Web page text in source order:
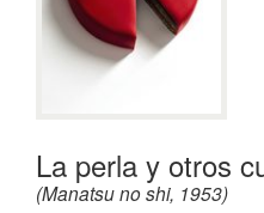
La perla y otros
(Manatsu no shi, 1953)